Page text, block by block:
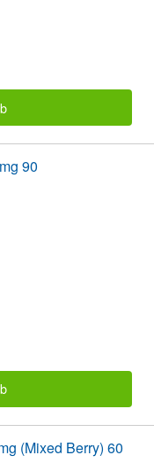
90
(Mixed Berry) 60